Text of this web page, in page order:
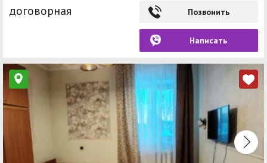
договорная Позвонить
Написать